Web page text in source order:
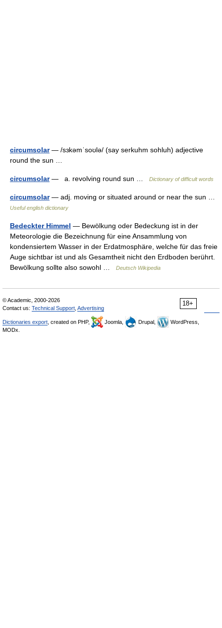
circumsolar— /sɜkəmˈsoʊlə/ (say serkuhm sohluh) adjective
round the sun …
circumsolar— a. revolving round sun … Dictionary of difficult words
circumsolar— adj. moving or situated around or near the sun …
Useful english dictionary
Bedeckter Himmel — Bewölkung oder Bedeckung ist in der
Meteorologie die Bezeichnung für eine Ansammlung von
kondensiertem Wasser in der Erdatmosphäre, welche für das freie
Auge sichtbar ist und als Gesamtheit nicht den Erdboden berührt.
Bewölkung sollte also sowohl …
Deutsch Wikipedia
18+
© Academic, 2000-2026
Contact us: Technical Support Advertising
Dictionaries export , created on PHP, Joomla, Drupal,
WordPress,
MODx.